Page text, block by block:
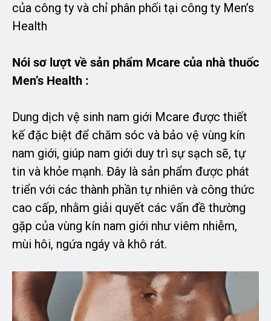
của công ty và chỉ phân phối tại công ty Men’s
Health
Nói sơ lượt về sản phẩm Mcare của nhà thuốc
Men’s Health :
Dung dịch vệ sinh nam giới Mcare được thiết
kế đặc biệt để chăm sóc và bảo vệ vùng kín
nam giới, giúp nam giới duy trì sự sạch sẽ, tự
tin và khỏe mạnh. Đây là sản phẩm được phát
triển với các thành phần tự nhiên và công thức
cao cấp, nhằm giải quyết các vấn đề thường
gặp của vùng kín nam giới như viêm nhiễm,
mùi hôi, ngứa ngáy và khô rát.